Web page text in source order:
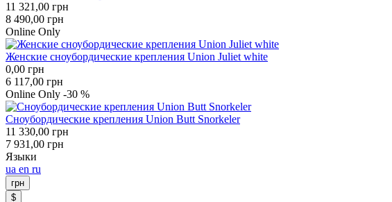
11 321,00 грн
8 490,00 грн
Оnline Оnly
Женские сноубордические крепления Union Juliet white
0,00 грн
6 117,00 грн
Оnline Оnly -30 %
Сноубордические крепления Union Butt Snorkeler
11 330,00 грн
7 931,00 грн
Языки
ua en ru
грн
$